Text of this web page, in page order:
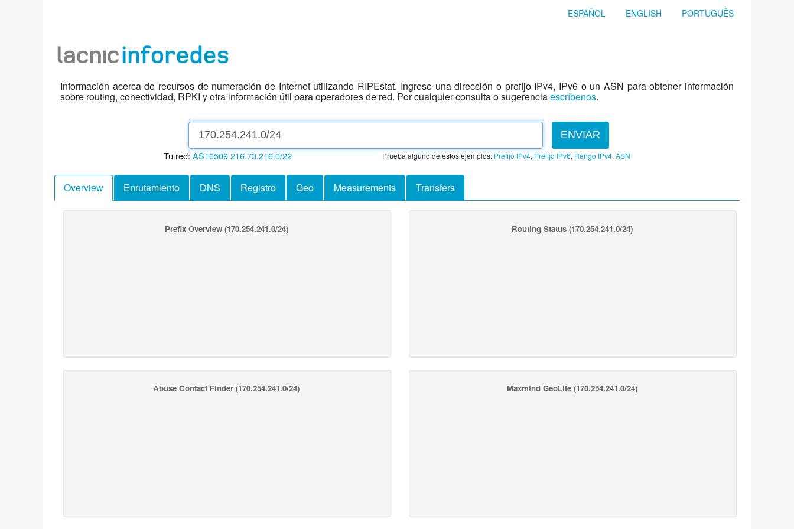
ESPAÑOL ENGLISH PORTUGUÊS
Información acerca de recursos de numeración de Internet utilizando RIPEstat. Ingrese una dirección o prefijo IPv4, IPv6 o un ASN para obtener información
sobre routing, conectividad, RPKI y otra información útil para operadores de red. Por cualquier consulta o sugerenciaescríbenos.
ENVIAR
Tu red: AS16509216.73.216.0/22 Prueba alguno de estos ejemplos: Prefijo IPv4, Prefijo IPv6, Rango IPv4, ASN
Overview Enrutamiento DNS Registro Geo Measurements Transfers
Prefix Overview(170.254.241.0/24) Routing Status(170.254.241.0/24)
Abuse Contact Finder (170.254.241.0/24) Maxmind GeoLite(170.254.241.0/24)